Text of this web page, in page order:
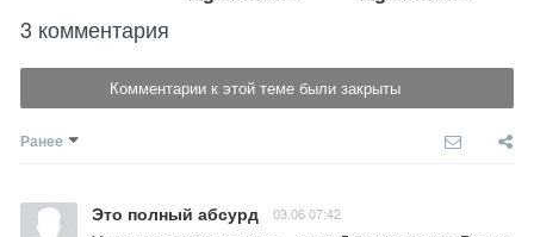
3 комментария
Комментарии к этой теме были закрыты
Ранее
Это полный абсурд 03.06 07:42